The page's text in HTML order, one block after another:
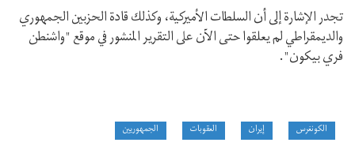
تجدر الإشارة إلى أن السلطات الأميركية، وكذلك قادة الحزبين الجمهوري
والديمقراطي لم يعلقوا حتى الآن على التقرير المنشور في موقع "واشنطن
فري بيكون".
الكونغرس إيران العقوبات الجمهوريين